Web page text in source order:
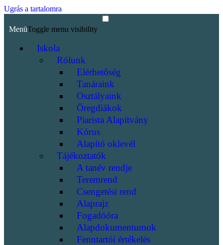
Ugrás a tartalomra
MenüToggle menu visibility
Iskola
Rólunk
Elérhetőség
Tanáraink
Osztályaink
Öregdiákok
Piarista Alapítvány
Kórus
Alapító oklevél
Tájékoztatók
A tanév rendje
Teremrend
Csengetési rend
Alaprajz
Fogadóóra
Alapdokumentumok
Fenntartói értékelés